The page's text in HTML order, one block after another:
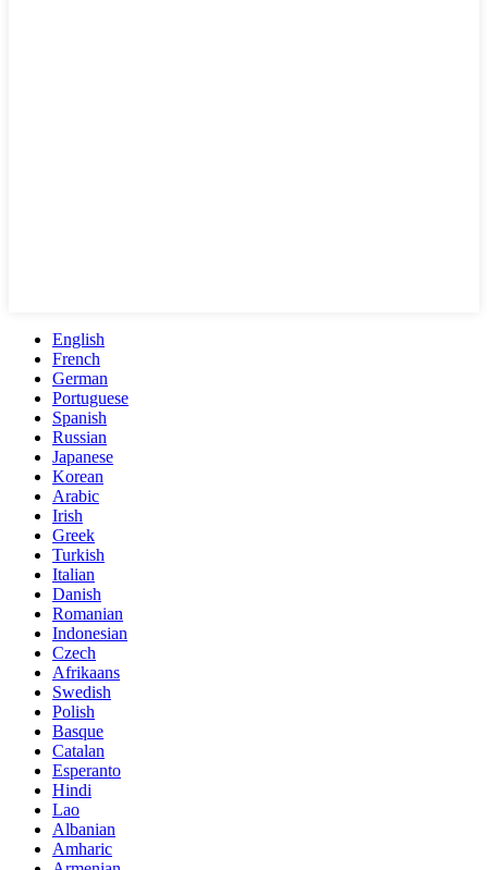
English
French
German
Portuguese
Spanish
Russian
Japanese
Korean
Arabic
Irish
Greek
Turkish
Italian
Danish
Romanian
Indonesian
Czech
Afrikaans
Swedish
Polish
Basque
Catalan
Esperanto
Hindi
Lao
Albanian
Amharic